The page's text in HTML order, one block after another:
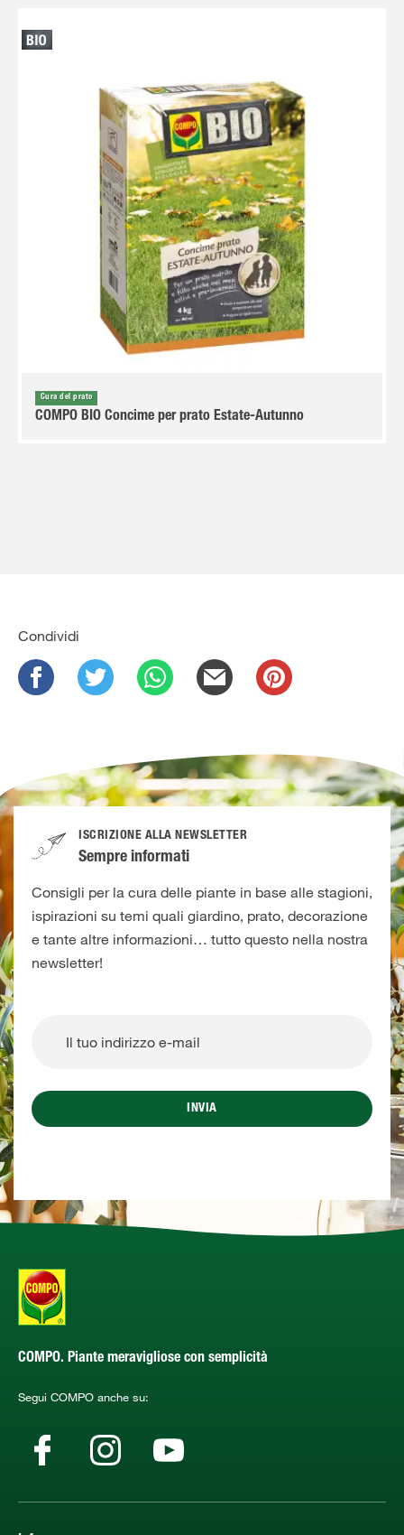
Cura del prato
COMPO BIO Concime per prato Estate-Autunno
Condividi
ISCRIZIONE ALLA NEWSLETTER
Sempre informati
Consigli per la cura delle piante in base alle stagioni,
ispirazioni su temi quali giardino, prato, decorazione
e tante altre informazioni… tutto questo nella nostra
newsletter!
INVIA
COMPO. Piante meravigliose con semplicità
Segui COMPO anche su: